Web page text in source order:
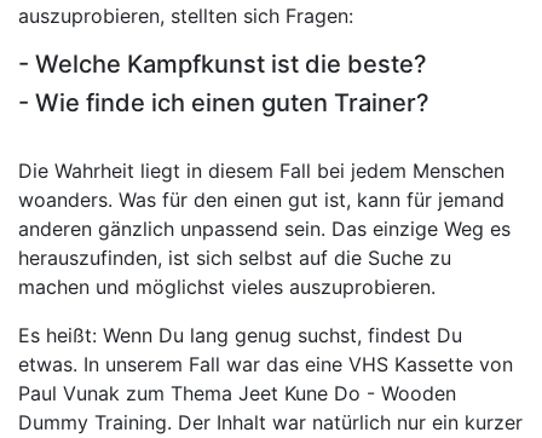
auszuprobieren, stellten sich Fragen:
- Welche Kampfkunst ist die beste?
- Wie finde ich einen guten Trainer?
Die Wahrheit liegt in diesem Fall bei jedem Menschen
woanders. Was für den einen gut ist, kann für jemand
anderen gänzlich unpassend sein. Das einzige Weg es
herauszufinden, ist sich selbst auf die Suche zu
machen und möglichst vieles auszuprobieren.
Es heißt: Wenn Du lang genug suchst, findest Du
etwas. In unserem Fall war das eine VHS Kassette von
Paul Vunak zum Thema Jeet Kune Do - Wooden
Dummy Training. Der Inhalt war natürlich nur ein kurzer